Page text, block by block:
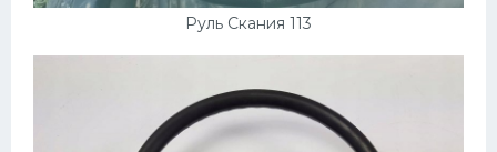
Руль Скания 113